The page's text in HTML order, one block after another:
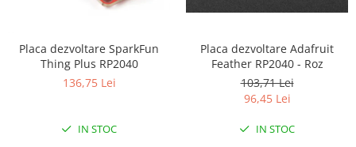
Adaptoare si convertoare
Placa dezvoltare SparkFun
Thing Plus RP2040
136,75 Lei
IN STOC
Placa dezvoltare Adafruit
Feather RP2040 - Roz
103,71 Lei
96,45 Lei
IN STOC